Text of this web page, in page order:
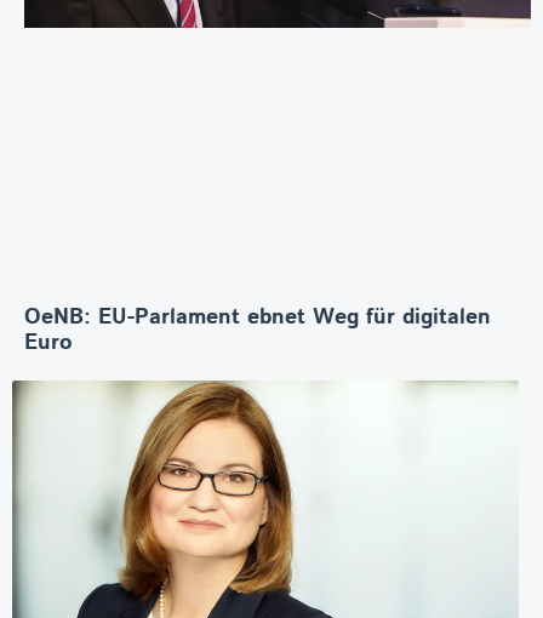
OeNB: EU-Parlament ebnet Weg für digitalen
Euro